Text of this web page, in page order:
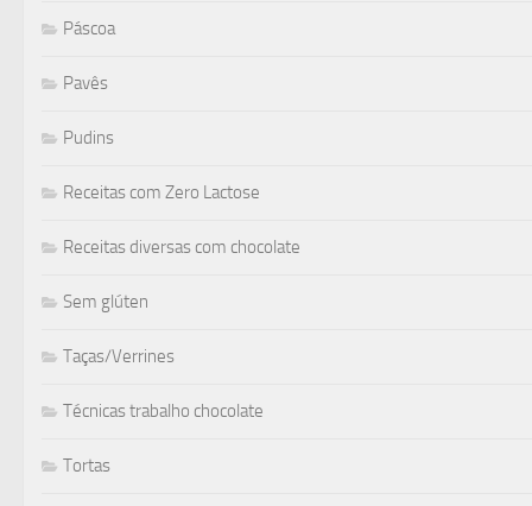
Páscoa
Pavês
Pudins
Receitas com Zero Lactose
Receitas diversas com chocolate
Sem glúten
Taças/Verrines
Técnicas trabalho chocolate
Tortas